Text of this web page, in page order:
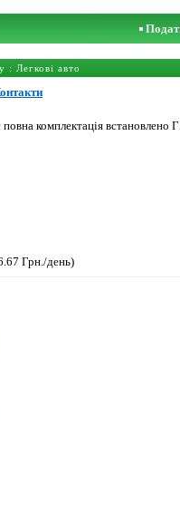
: Легкові авто
комплектація встановлено
Грн./день)